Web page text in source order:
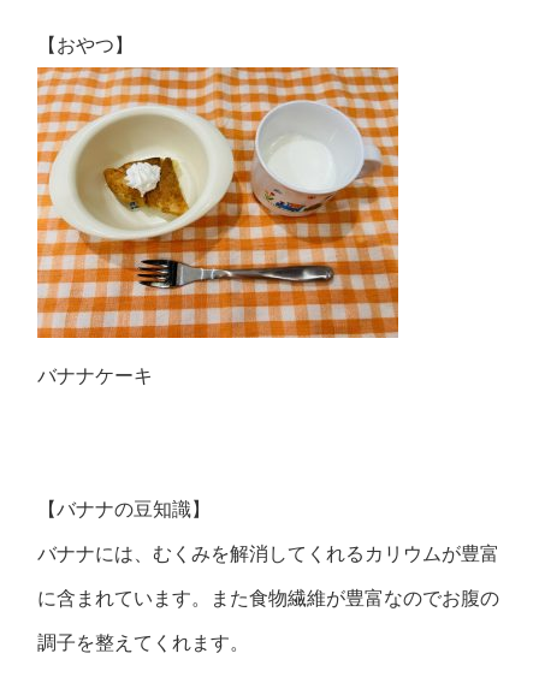
【おやつ】
バナナケーキ
【バナナの豆知識】
バナナには、むくみを解消してくれるカリウムが豊富
に含まれています。また食物繊維が豊富なのでお腹の
調子を整えてくれます。